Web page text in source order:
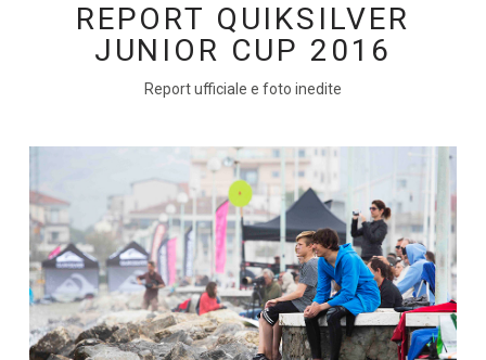
REPORT QUIKSILVER
JUNIOR CUP 2016
Report ufficiale e foto inedite